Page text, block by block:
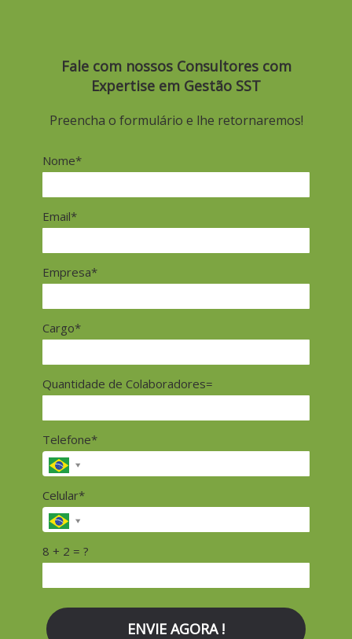
Fale com nossos Consultores com
Expertise em Gestão SST
Preencha o formulário e lhe retornaremos!
Nome*
Email*
Empresa*
Cargo*
Quantidade de Colaboradores=
Telefone*
Celular*
8 + 2 = ?
ENVIE AGORA !